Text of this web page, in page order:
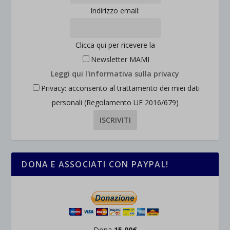
Indirizzo email:
Clicca qui per ricevere la
Newsletter MAMI
Leggi qui l'informativa sulla privacy
Privacy: acconsento al trattamento dei miei dati
personali (Regolamento UE 2016/679)
DONA E ASSOCIATI CON PAYPAL!